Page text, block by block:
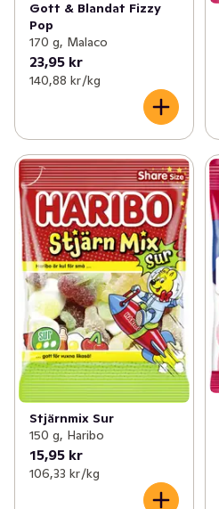
Gott & Blandat Fizzy
Pop
170 g, Malaco
23,95 kr
140,88 kr /kg
Stjärnmix Sur
150 g, Haribo
15,95 kr
106,33 kr /kg